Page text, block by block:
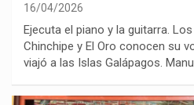
16/04/2026
Ejecuta el piano y la guitarra.
Chinchipe y El Oro conocen su
viajó a las Islas Galápagos.